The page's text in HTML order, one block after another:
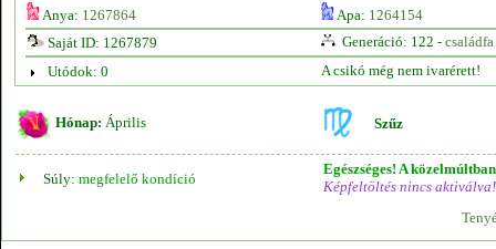
Anya: 1267864 Apa: 1264154
Saját ID: 1267879
Generáció: 122 - családfa
Utódok: 0
A csikó még nem ivarérett!
Hónap: Április Szűz
Súly: megfelelő kondíció
Egészséges! A
Képfeltöltés nincs aktiválva!